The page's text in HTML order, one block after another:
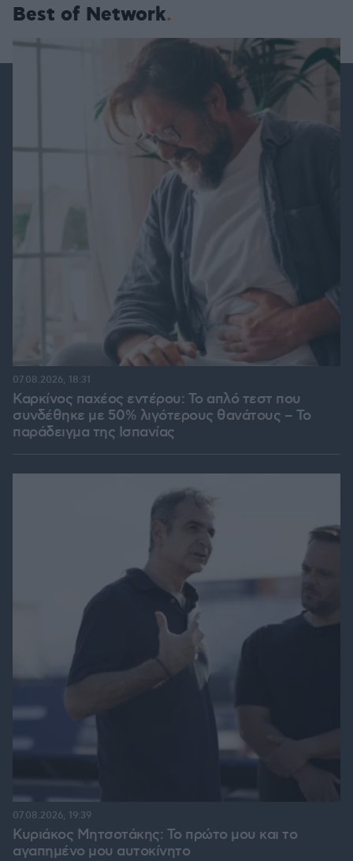
Best of Network
Καρκίνος παχέος εντέρου: Το απλό τεστ που
συνδέθηκε με 50% λιγότερους θανάτους – Το
παράδειγμα της Ισπανίας
07.08.2026, 18:31
Κυριάκος Μητσοτάκης: Το πρώτο μου και το
αγαπημένο μου αυτοκίνητο
07.08.2026, 19:39